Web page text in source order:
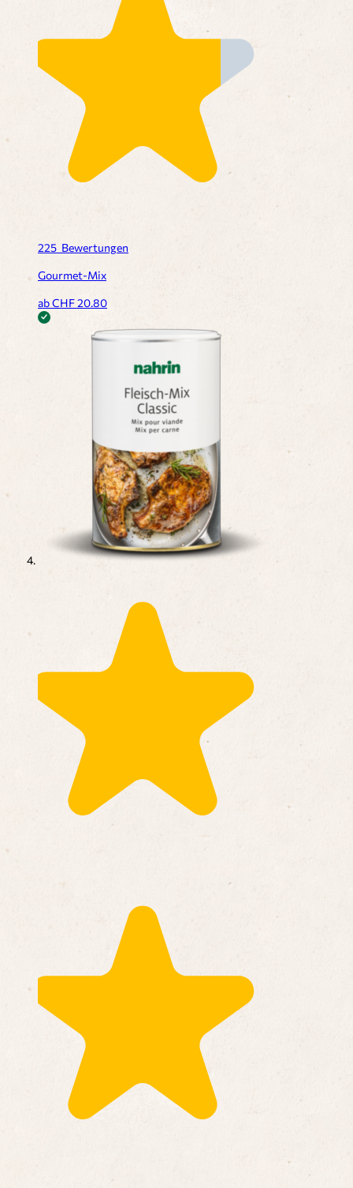
225 Bewertungen
Gourmet-Mix
ab CHF20.80